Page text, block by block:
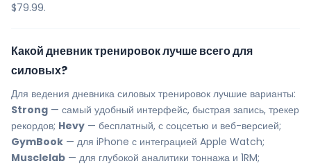
$79.99.
Какой дневник тренировок лучше всего для
силовых?
Для ведения дневника силовых тренировок лучшие варианты:
Strong — самый удобный интерфейс, быстрая запись, трекер
рекордов; Hevy — бесплатный, с соцсетью и веб-версией;
GymBook — для iPhone с интеграцией Apple Watch;
Musclelab — для глубокой аналитики тоннажа и 1RM;